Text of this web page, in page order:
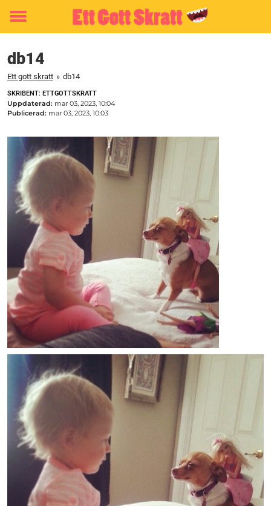
Toggle
db14
Ett gott skratt » db14
SKRIBENT: ETTGOTTSKRATT
Uppdaterad: mar 03, 2023, 10:04
Publicerad: mar 03, 2023, 10:03